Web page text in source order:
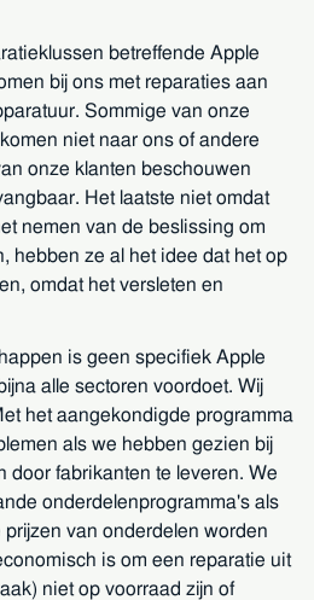
betreffende Apple
bij ons met reparaties aan
Sommige van onze
niet naar ons of andere
onze klanten beschouwen
Het laatste niet omdat
nemen van de beslissing om
hebben ze al het idee dat het op
omdat het versleten en
is geen specifiek Apple
alle sectoren voordoet. Wij
het aangekondigde programma
als we hebben gezien bij
door fabrikanten te leveren. We
onderdelenprogramma's als
van onderdelen worden
is om een reparatie uit
niet op voorraad zijn of